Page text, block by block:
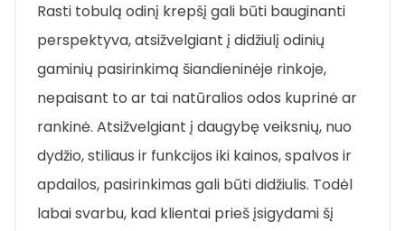
Rasti tobulą odinį krepšį gali būti bauginanti
perspektyva, atsižvelgiant į didžiulį odinių
gaminių pasirinkimą šiandieninėje rinkoje,
nepaisant to ar tai natūralios odos kuprinė ar
rankinė. Atsižvelgiant į daugybę veiksnių, nuo
dydžio, stiliaus ir funkcijos iki kainos, spalvos ir
apdailos, pasirinkimas gali būti didžiulis. Todėl
labai svarbu, kad klientai prieš įsigydami šį